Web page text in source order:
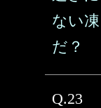
ない
だ？
Q.23